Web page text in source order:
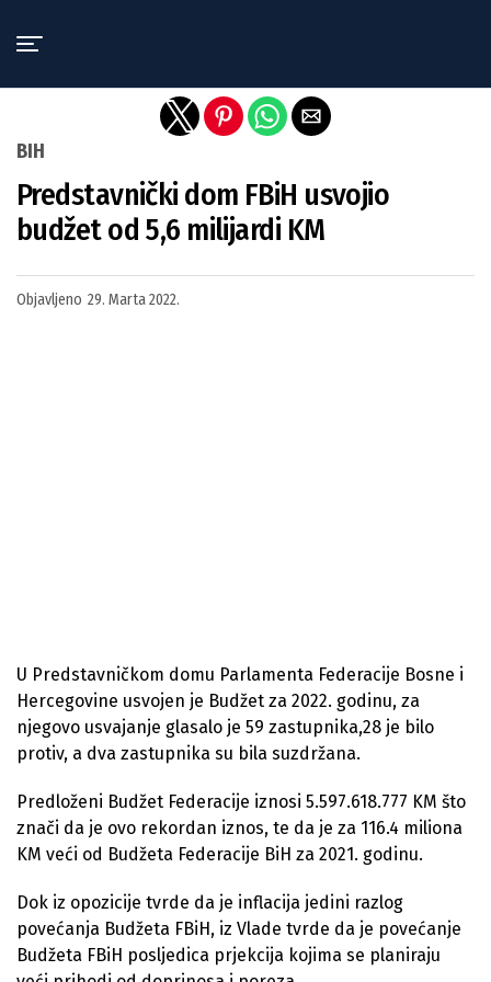
BIH
Predstavnički dom FBiH usvojio
budžet od 5,6 milijardi KM
Objavljeno 29. Marta 2022.
U Predstavničkom domu Parlamenta Federacije Bosne i
Hercegovine usvojen je Budžet za 2022. godinu, za
njegovo usvajanje glasalo je 59 zastupnika,28 je bilo
protiv, a dva zastupnika su bila suzdržana.
Predloženi Budžet Federacije iznosi 5.597.618.777 KM što
znači da je ovo rekordan iznos, te da je za 116.4 miliona
KM veći od Budžeta Federacije BiH za 2021. godinu.
Dok iz opozicije tvrde da je inflacija jedini razlog
povećanja Budžeta FBiH, iz Vlade tvrde da je povećanje
Budžeta FBiH posljedica prjekcija kojima se planiraju